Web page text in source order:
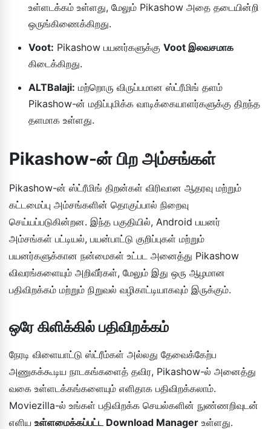
உள்ளடக்கம் உள்ளது, மேலும் Pikashow அதை தடையின்றி
ஒருங்கிணைக்கிறது.
Voot: Pikashow பயனர்களுக்கு Voot இலவசமாக
கிடைக்கிறது.
ALTBalaji: மற்றொரு விருப்பமான ஸ்ட்ரீமிங் தளம்
Pikashow-ன் மதிப்புமிக்க வாடிக்கையாளர்களுக்கு திறந்த
தளமாக உள்ளது.
Pikashow-ன் பிற அம்சங்கள்
Pikashow-ன் ஸ்ட்ரீமிங் திறன்கள் விரிவான ஆதரவு மற்றும்
கட்டமைப்பு அம்சங்களின் தொகுப்பால் நிறைவு
செய்யப்படுகின்றன. இந்த பகுதியில், Android பயனர்
அம்சங்கள் பட்டியல், பயன்பாட்டு குறிப்புகள் மற்றும்
பயனர்களுக்கான நன்மைகள் உட்பட அனைத்து Pikashow
விவரங்களையும் அறிவீர்கள், மேலும் இது ஒரு ஆழமான
பதிவிறக்கம் மற்றும் நிறுவல் வழிகாட்டியாகவும் இருக்கும்.
ஒரே கிளிக்கில் பதிவிறக்கம்
நேரடி விளையாட்டு ஸ்ட்ரீம்கள் அல்லது தேவைக்கேற்ப
அணுகக்கூடிய நாடகங்களைத் தவிர, Pikashow-ல் அனைத்து
வகை உள்ளடக்கங்களையும் எளிதாக பதிவிறக்கலாம்.
Moviezilla-ல் உங்கள் பதிவிறக்க செயல்களின் நுண்ணறிவுடன்
எளிய உள்ளமைக்கப்பட்ட Download Manager உள்ளது.